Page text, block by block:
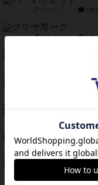
1件
クリーグ
紹介文あり 1件
セミファイナ
1
ふたつの街の物
18
クランク! ：冒
とうほうの！
紹介文なし 1件
紹介文あり 2件